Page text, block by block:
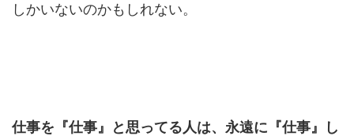
しかいないのかもしれない。
仕事を『仕事』と思ってる人は、永遠に『仕事』し